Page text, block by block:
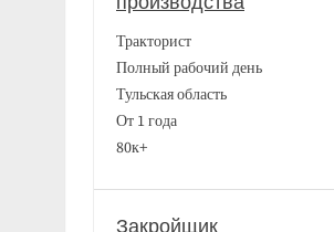
Тракторист
Полный рабочий день
Тульская область
От 1 года
80к+